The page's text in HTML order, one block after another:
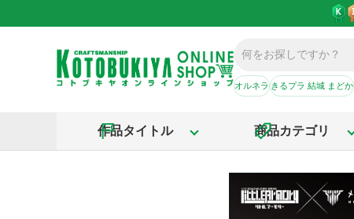
オルネラきるプラ 結城 まどか
作品タイトル 商品カテゴリ